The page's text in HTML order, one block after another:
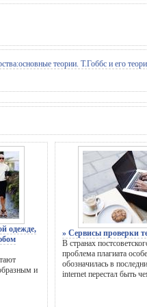
теории. Т.Гоббс и его теория
одежде,
и
» Сервисы проверки
В странах
проблема плагиата
обозначилась в
internet перестал быть